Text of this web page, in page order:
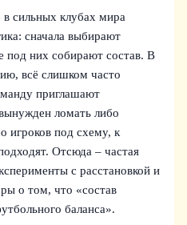
в сильных клубах мира
сначала выбирают
под них собирают состав. В
всё слишком часто
приглашают
ломать либо
игроков под схему, к
Отсюда – частая
с расстановкой и
о том, что «состав
баланса».